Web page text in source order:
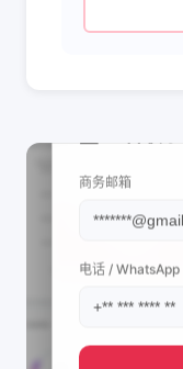
商务邮箱
电话 / WhatsApp